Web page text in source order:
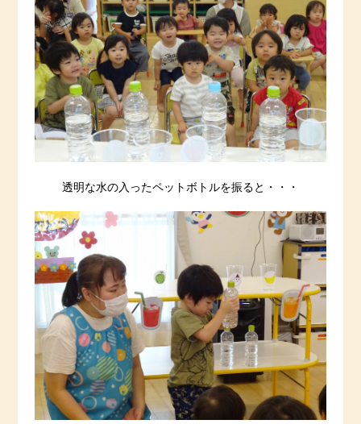
透明な水の入ったペットボトルを振ると・・・